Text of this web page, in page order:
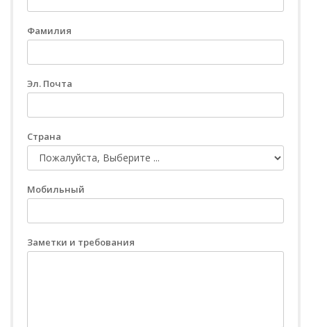
Фамилия
Эл. Почта
Страна
Мобильный
Заметки и требования